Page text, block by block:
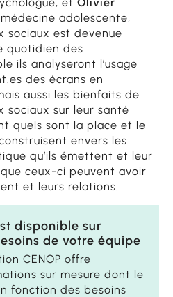
adolescente,
sociaux est devenue
quotidien des
ils analyseront l’usage
des écrans en
aussi les bienfaits de
sociaux sur leur santé
quels sont la place et le
envers les
qu’ils émettent et leur
ceux-ci peuvent avoir
et leurs relations.
disponible sur
de votre équipe
CENOP offre
sur mesure dont le
fonction des besoins